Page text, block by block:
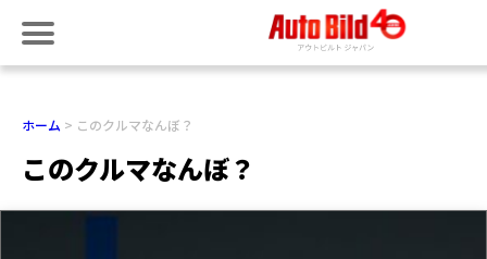
ホーム このクルマなんぼ？
このクルマなんぼ？